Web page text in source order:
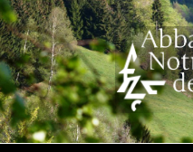
Aller
au
contenu.
|
Aller
à
la
navigation
Outils
personnels
Chercher par
Recherche
avancée…